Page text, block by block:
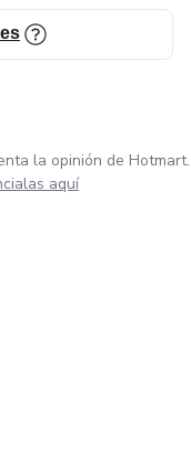
la opinión de Hotmart.
aquí